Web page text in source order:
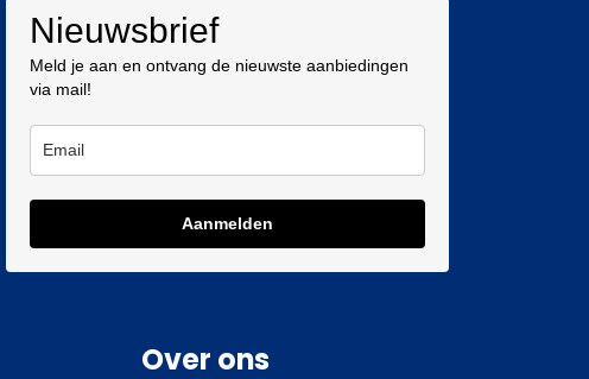
Nieuwsbrief
Meld je aan en ontvang de nieuwste aanbiedingen
via mail!
Aanmelden
Over ons